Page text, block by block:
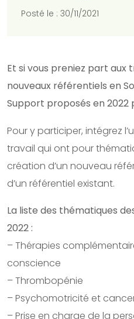
Posté le : 30/11/2021
Et si vous preniez part aux
nouveaux référentiels en
Support proposés en 2022
Pour y participer, intégrez
travail qui ont pour
création d’un nouveau
d’un référentiel existant.
La liste des thématiques
2022 :
– Thérapies
conscience
– Thrombopénie
– Psychomotricité et
– Prise en charge de la